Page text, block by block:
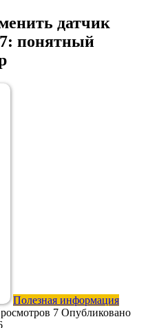
датчик
понятный
Полезная информация
7 Опубликовано